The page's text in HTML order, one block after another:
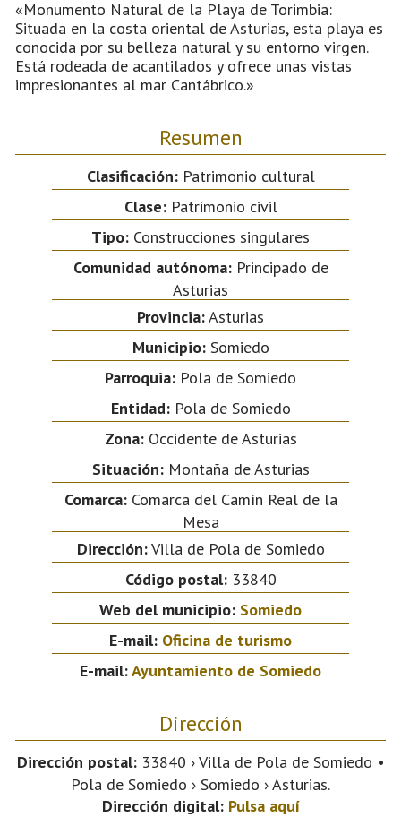
«Monumento Natural de la Playa de Torimbia:
Situada en la costa oriental de Asturias, esta playa es
conocida por su belleza natural y su entorno virgen.
Está rodeada de acantilados y ofrece unas vistas
impresionantes al mar Cantábrico.»
Resumen
Clasificación:Patrimonio cultural
Clase:Patrimonio civil
Tipo: Construcciones singulares
Comunidad autónoma:Principado de
Asturias
Provincia:Asturias
Municipio:Somiedo
Parroquia: Pola de Somiedo
Entidad:Pola de Somiedo
Zona:Occidente de Asturias
Situación:Montaña de Asturias
Comarca:Comarca del Camín Real de la
Mesa
Dirección:Villa de Pola de Somiedo
Código postal:33840
Web del municipio: Somiedo
E-mail: Oficina de turismo
E-mail:Ayuntamiento de Somiedo
Dirección
Dirección postal:33840 › Villa de Pola de Somiedo •
Pola de Somiedo › Somiedo › Asturias.
Dirección digital: Pulsa aquí